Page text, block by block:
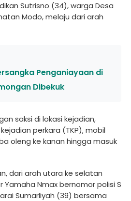
Sutrisno (34), warga Desa
Modo, melaju dari arah
Penganiayaan di
Dibekuk
saksi di lokasi kejadian,
perkara (TKP), mobil
oleng ke kanan hingga masuk
dari arah utara ke selatan
Nmax bernomor polisi S
Sumarliyah (39) bersama